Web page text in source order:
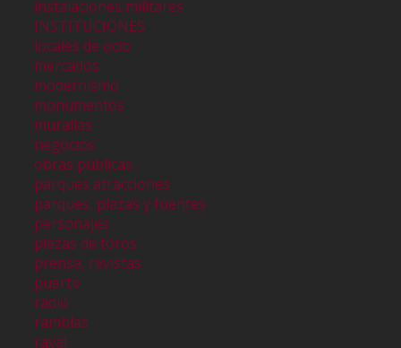
instalaciones militares
INSTITUCIONES
locales de ocio
mercados
modernismo
monumentos
murallas
negocios
obras públicas
parques atracciones
parques, plazas y fuentes
personajes
plazas de toros
prensa, revistas
puerto
radio
ramblas
raval